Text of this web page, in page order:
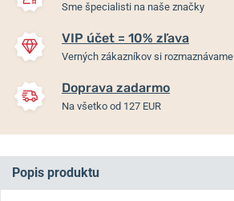
Sme špecialisti na naše značky
VIP účet = 10% zľava
Verných zákazníkov si rozmaznávame
Doprava zadarmo
Na všetko od 127 EUR
Popis produktu